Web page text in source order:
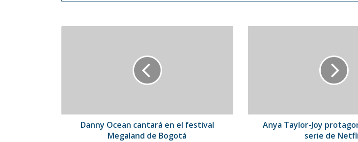
Bogotá
Danny Ocean cantará en el festival
Megaland de Bogotá
Anya Taylor-Joy
serie de